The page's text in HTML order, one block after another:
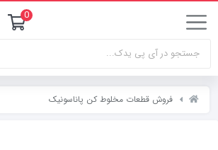
0
فروش قطعات مخلوط کن پاناسونیک